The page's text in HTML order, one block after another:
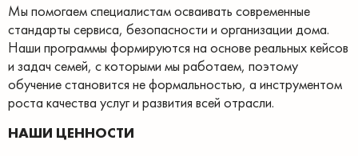
Мы помогаем специалистам осваивать современные
стандарты сервиса, безопасности и организации дома.
Наши программы формируются на основе реальных кейсов
и задач семей, с которыми мы работаем, поэтому
обучение становится не формальностью, а инструментом
роста качества услуг и развития всей отрасли.
НАШИ ЦЕННОСТИ